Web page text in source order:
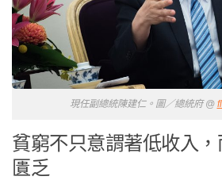
現任副總統陳建仁。圖／總統府 @
貧窮不只意謂著低收入
匱乏